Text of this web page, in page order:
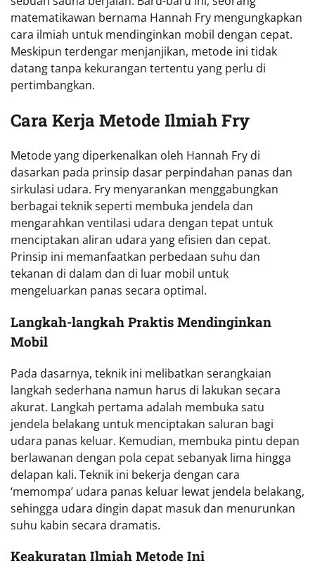
matematikawan bernama Hannah Fry mengungkapkan
cara ilmiah untuk mendinginkan mobil dengan cepat.
Meskipun terdengar menjanjikan, metode ini tidak
datang tanpa kekurangan tertentu yang perlu di
pertimbangkan.
Cara Kerja Metode Ilmiah Fry
Metode yang diperkenalkan oleh Hannah Fry di
dasarkan pada prinsip dasar perpindahan panas dan
sirkulasi udara. Fry menyarankan menggabungkan
berbagai teknik seperti membuka jendela dan
mengarahkan ventilasi udara dengan tepat untuk
menciptakan aliran udara yang efisien dan cepat.
Prinsip ini memanfaatkan perbedaan suhu dan
tekanan di dalam dan di luar mobil untuk
mengeluarkan panas secara optimal.
Langkah-langkah Praktis Mendinginkan
Mobil
Pada dasarnya, teknik ini melibatkan serangkaian
langkah sederhana namun harus di lakukan secara
akurat. Langkah pertama adalah membuka satu
jendela belakang untuk menciptakan saluran bagi
udara panas keluar. Kemudian, membuka pintu depan
berlawanan dengan pola cepat sebanyak lima hingga
delapan kali. Teknik ini bekerja dengan cara
‘memompa’ udara panas keluar lewat jendela belakang,
sehingga udara dingin dapat masuk dan menurunkan
suhu kabin secara dramatis.
Keakuratan Ilmiah Metode Ini